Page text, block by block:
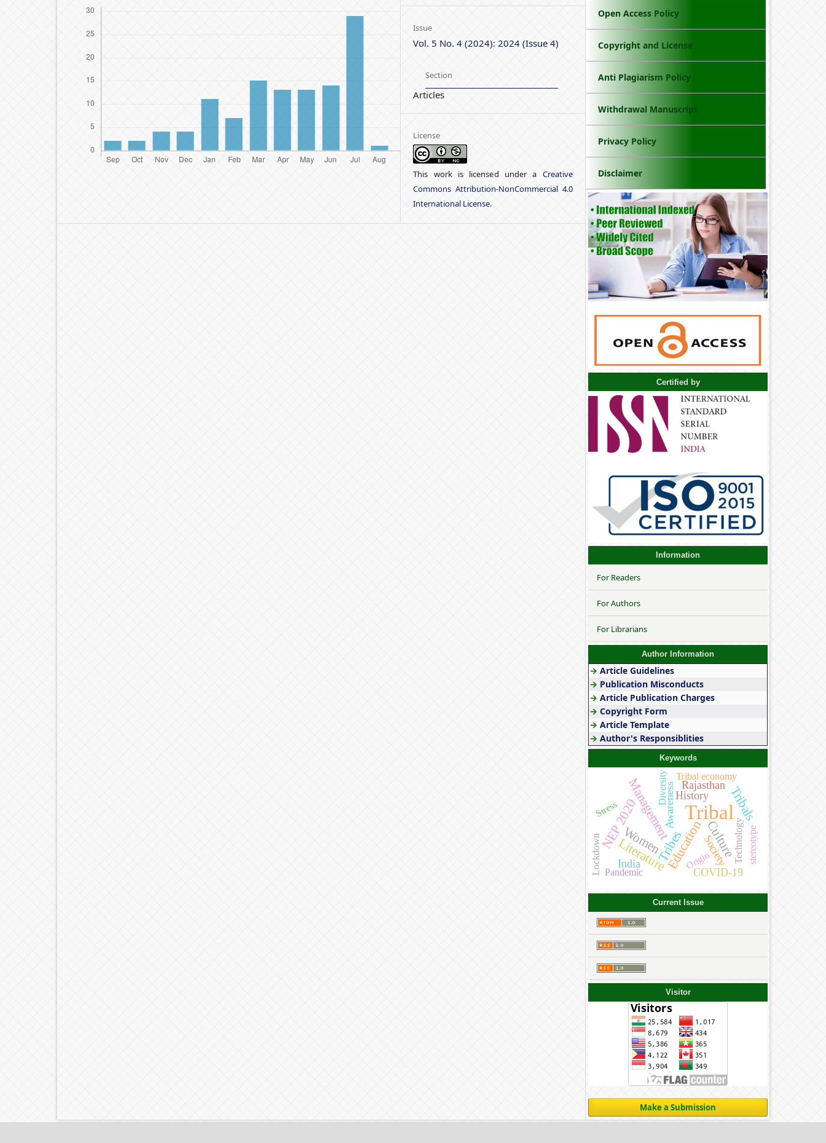
Issue
Vol. 5 No. 4 (2024): 2024 (Issue 4)
Section
Articles
License
This work is licensed under a Creative
Commons Attribution-NonCommercial 4.0
International License.
Open Access Policy
Copyright and License
Anti Plagiarism Policy
Withdrawal Manuscript
Privacy Policy
Disclaimer
Certified by
Information
For Readers
For Authors
For Librarians
Author Information
→ Article Guidelines
→ Publication Misconducts
→ Article Publication Charges
→ Copyright Form
→ Article Template
→ Author's Responsiblities
Keywords
Tribal
Education
Tribes
Management
Women
Tribals
Culture
NEP 2020
Literature Society
AwarenessHistory
India
COVID-19
Rajasthan
Tribal economy
Technology
Stress
Origin stereotype
Pandemic
Diversity
Lockdown
Current Issue
Visitor
Make a Submission